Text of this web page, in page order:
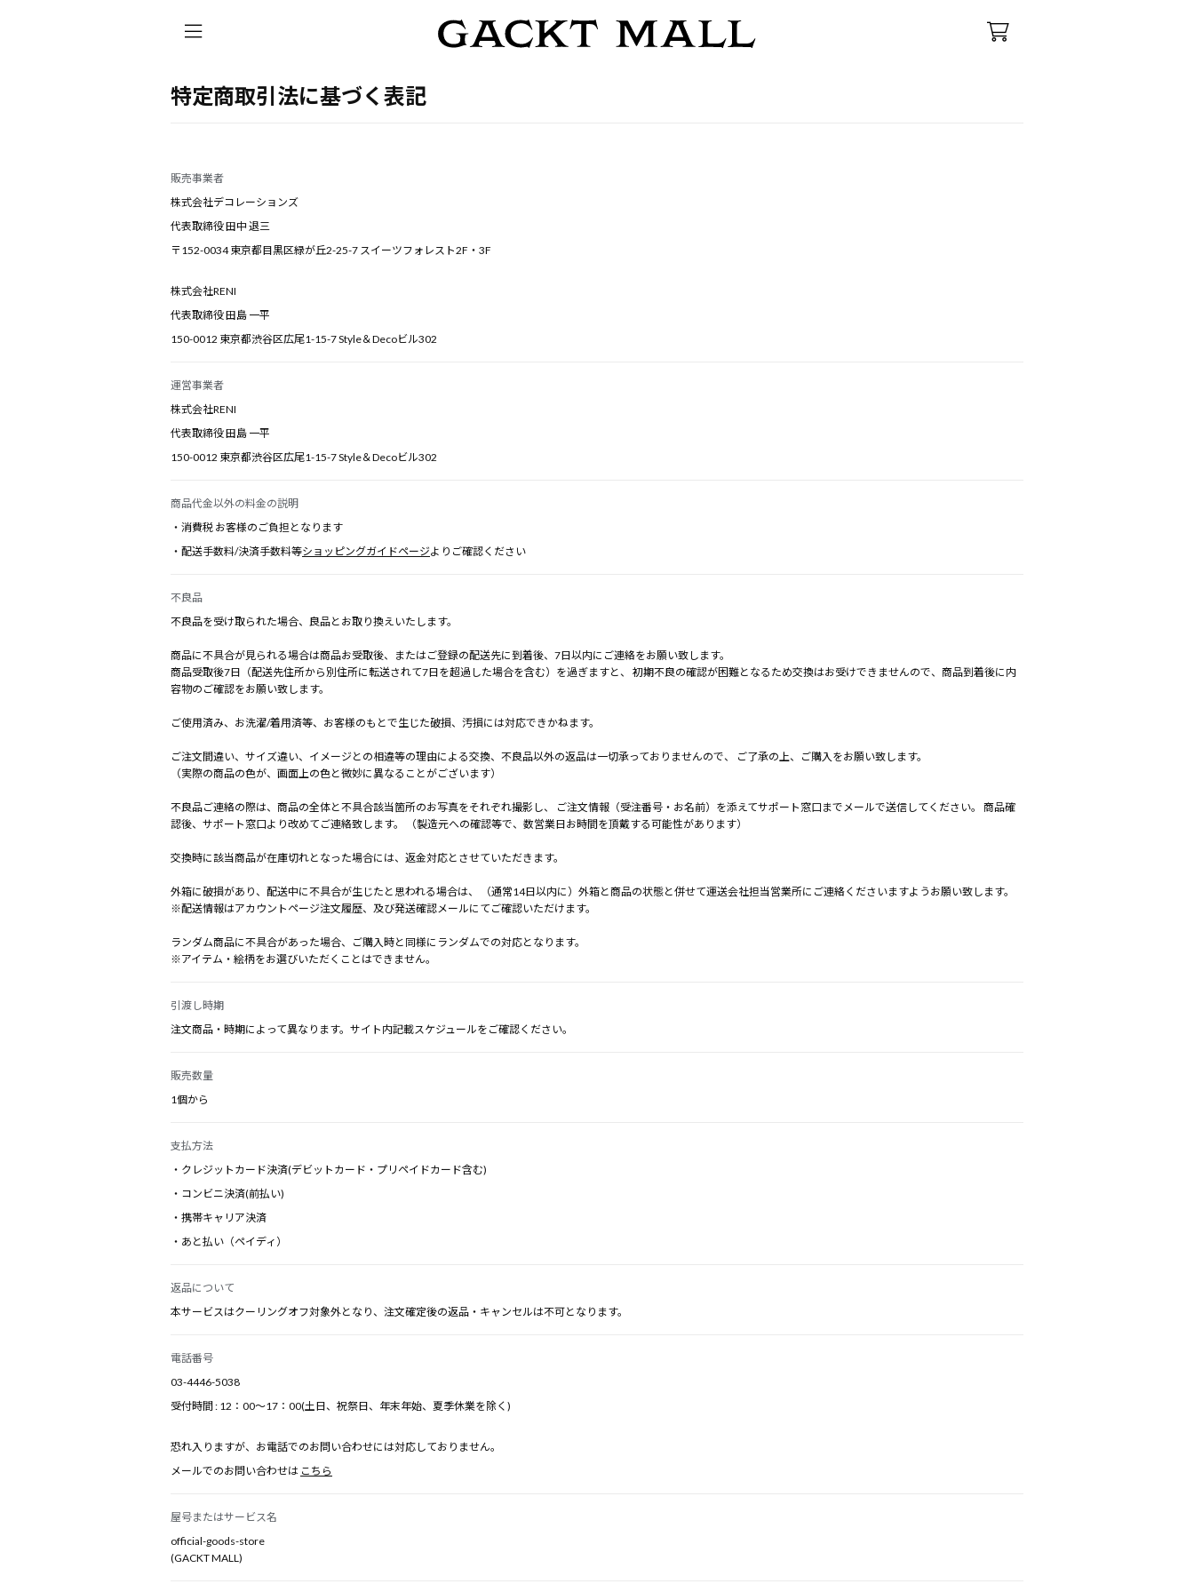
特定商取引法に基づく表記
販売事業者
株式会社デコレーションズ
代表取締役 田中 退三
〒152-0034 東京都目黒区緑が丘2-25-7 スイーツフォレスト2F・3F
株式会社RENI
代表取締役 田島 一平
150-0012 東京都渋谷区広尾1-15-7 Style＆Decoビル302
運営事業者
株式会社RENI
代表取締役 田島 一平
150-0012 東京都渋谷区広尾1-15-7 Style＆Decoビル302
商品代金以外の料金の説明
・消費税 お客様のご負担となります
・配送手数料/決済手数料等ショッピングガイドページよりご確認ください
不良品
不良品を受け取られた場合、良品とお取り換えいたします。
商品に不具合が見られる場合は商品お受取後、またはご登録の配送先に到着後、7日以内にご連絡をお願い致します。
商品受取後7日（配送先住所から別住所に転送されて7日を超過した場合を含む）を過ぎますと、 初期不良の確認が困難となるため交換はお受けできませんので、商品到着後に内
容物のご確認をお願い致します。
ご使用済み、お洗濯/着用済等、お客様のもとで生じた破損、汚損には対応できかねます。
ご注文間違い、サイズ違い、イメージとの相違等の理由による交換、不良品以外の返品は一切承っておりませんので、 ご了承の上、ご購入をお願い致します。
（実際の商品の色が、画面上の色と微妙に異なることがございます）
不良品ご連絡の際は、商品の全体と不具合該当箇所のお写真をそれぞれ撮影し、 ご注文情報（受注番号・お名前）を添えてサポート窓口までメールで送信してください。 商品確
認後、サポート窓口より改めてご連絡致します。 （製造元への確認等で、数営業日お時間を頂戴する可能性があります）
交換時に該当商品が在庫切れとなった場合には、返金対応とさせていただきます。
外箱に破損があり、配送中に不具合が生じたと思われる場合は、 （通常14日以内に）外箱と商品の状態と併せて運送会社担当営業所にご連絡くださいますようお願い致します。
※配送情報はアカウントページ注文履歴、及び発送確認メールにてご確認いただけます。
ランダム商品に不具合があった場合、ご購入時と同様にランダムでの対応となります。
※アイテム・絵柄をお選びいただくことはできません。
引渡し時期
注文商品・時期によって異なります。サイト内記載スケジュールをご確認ください。
販売数量
1個から
支払方法
・クレジットカード決済(デビットカード・プリペイドカード含む)
・コンビニ決済(前払い)
・携帯キャリア決済
・あと払い（ペイディ）
返品について
本サービスはクーリングオフ対象外となり、注文確定後の返品・キャンセルは不可となります。
電話番号
03-4446-5038
受付時間 : 12：00～17：00(土日、祝祭日、年末年始、夏季休業を除く)
恐れ入りますが、お電話でのお問い合わせには対応しておりません。
メールでのお問い合わせは こちら
屋号またはサービス名
official-goods-store
(GACKT MALL)